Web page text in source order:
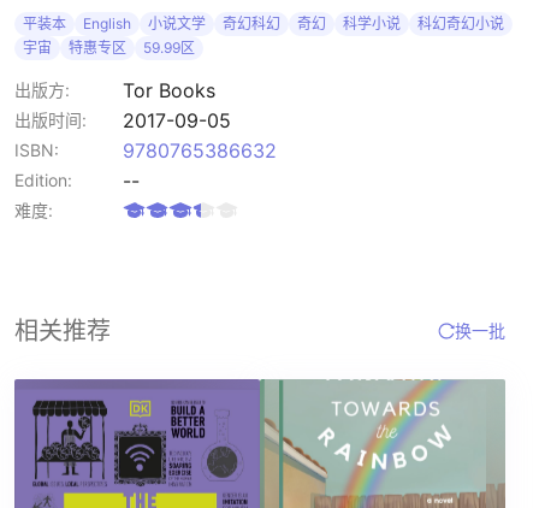
本书是刘慈欣“三体”三部曲的终章，是横跨数百万年多宇宙宏大史
诗、是中国科幻里程碑，汇聚哲学、政治与人性冲突。通过激发想象
力和震撼感塑造复杂人物，体现人性与责任的张力。
对宇宙生存与道德抉择的深度思考。
平装本 English 小说文学 奇幻科幻 奇幻 科学小说
科幻奇幻小说
宇宙
特惠专区 59.99区
出版方: Tor Books
出版时间: 2017-09-05
ISBN: 9780765386632
Edition: --
难度:
相关推荐 换一批